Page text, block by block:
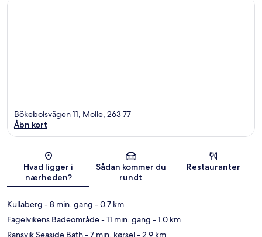
Kort
Bökebolsvägen 11, Molle, 263 77
Åbn kort
Hvad ligger i
nærheden?
Sådan kommer du
rundt
Restauranter
Kullaberg - 8 min. gang - 0.7 km
Fagelvikens Badeområde- 11 min. gang - 1.0 km
Ransvik Seaside Bath- 7 min. kørsel- 2.9 km